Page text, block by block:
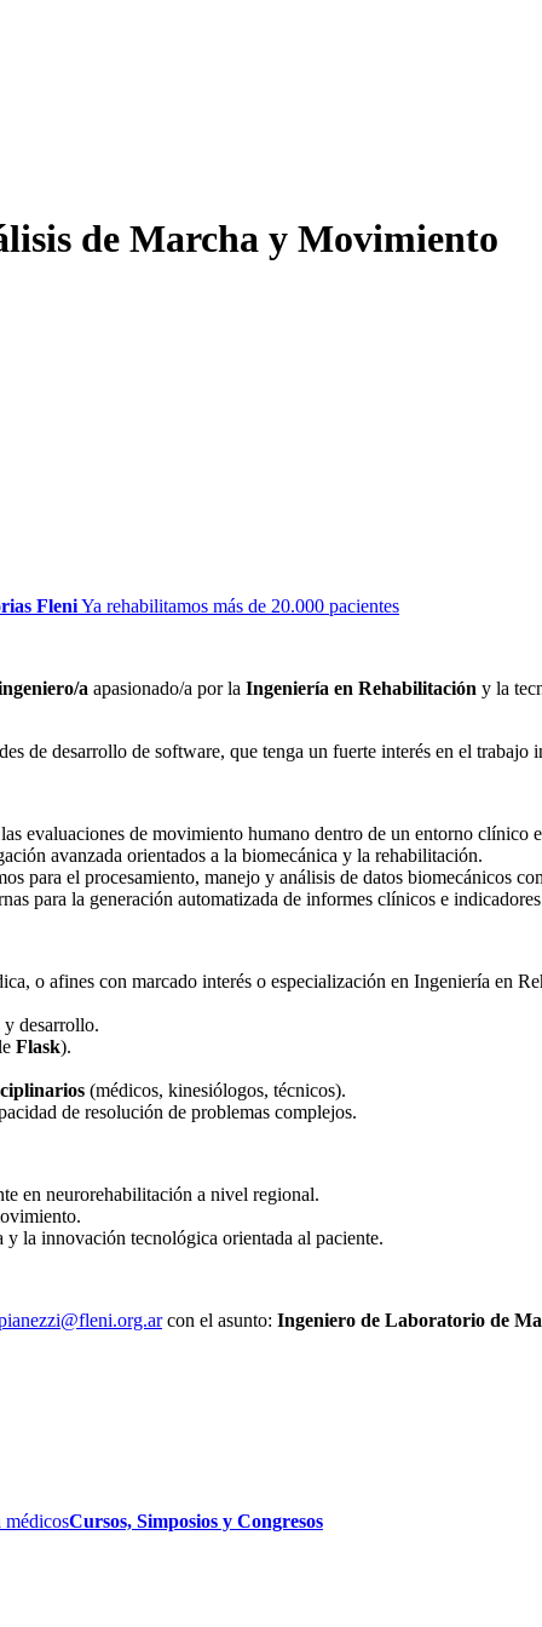
de Marcha y Movimiento
FleniYa rehabilitamos más de 20.000 pacientes
a apasionado/a por la Ingeniería en Rehabilitación y la
de desarrollo de software, que tenga un fuerte interés en el
evaluaciones de movimiento humano dentro de un entorno clínico
avanzada orientados a la biomecánica y la rehabilitación.
para el procesamiento, manejo y análisis de datos biomecánicos
para la generación automatizada de informes clínicos e
o afines con marcado interés o especialización en Ingeniería en
y desarrollo.
Flask).
(médicos, kinesiólogos, técnicos).
de resolución de problemas complejos.
en neurorehabilitación a nivel regional.
la innovación tecnológica orientada al paciente.
con el asunto: Ingeniero de Laboratorio de
médicosCursos, Simposios y Congresos